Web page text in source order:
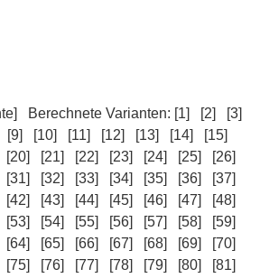
Berechnete Varianten: [1] [2]
[3]
[9] [10] [11] [12] [13] [14]
[15]
[20] [21] [22] [23] [24] [25]
[26]
[31] [32] [33] [34] [35] [36]
[37]
[42] [43] [44] [45] [46] [47]
[48]
[53] [54] [55] [56] [57] [58]
[59]
[64] [65] [66] [67] [68] [69]
[70]
[75] [76] [77] [78] [79] [80]
[81]